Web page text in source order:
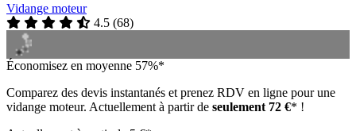
Vidange moteur
4.5 (68)
Économisez en moyenne 57%*
Comparez des devis instantanés et prenez RDV en ligne pour une
vidange moteur. Actuellement à partir de seulement 72 €* !